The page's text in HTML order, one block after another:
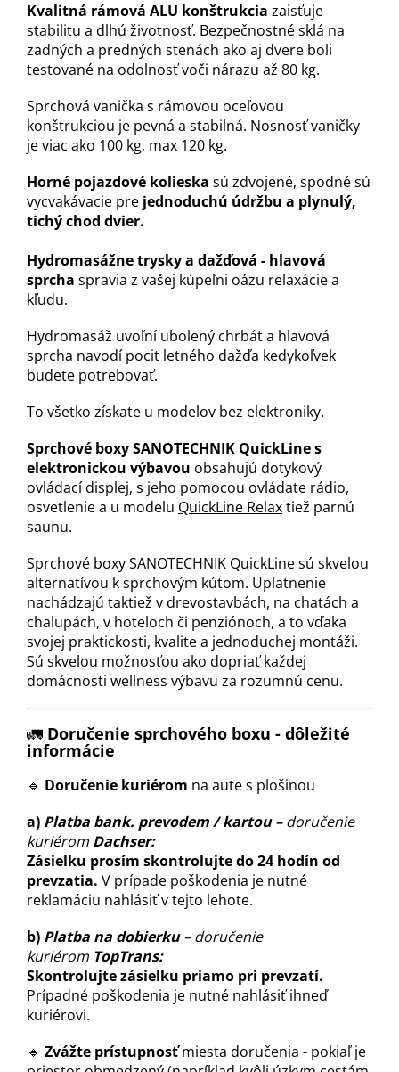
Kvalitná rámová ALU konštrukcia zaisťuje
stabilitu a dlhú životnosť. Bezpečnostné sklá na
zadných a predných stenách ako aj dvere boli
testované na odolnosť voči nárazu až 80 kg.
Sprchová vanička s rámovou oceľovou
konštrukciou je pevná a stabilná. Nosnosť vaničky
je viac ako 100 kg, max 120 kg.
Horné pojazdové kolieska sú zdvojené, spodné sú
vycvakávacie pre jednoduchú údržbu a plynulý,
tichý chod dvier.
Hydromasážne trysky a dažďová - hlavová
sprcha spravia z vašej kúpeľni oázu relaxácie a
kľudu.
Hydromasáž uvoľní ubolený chrbát a hlavová
sprcha navodí pocit letného dažďa kedykoľvek
budete potrebovať.
To všetko získate u modelov bez elektroniky.
Sprchové boxy SANOTECHNIK QuickLine s
elektronickou výbavou obsahujú dotykový
ovládací displej, s jeho pomocou ovládate rádio,
osvetlenie a u modelu QuickLine Relaxtiež parnú
saunu.
Sprchové boxy SANOTECHNIK QuickLine sú skvelou
alternatívou k sprchovým kútom. Uplatnenie
nachádzajú taktiež v drevostavbách, na chatách a
chalupách, v hoteloch či penziónoch, a to vďaka
svojej praktickosti, kvalite a jednoduchej montáži.
Sú skvelou možnosťou ako dopriať každej
domácnosti wellness výbavu za rozumnú cenu.
🚛 Doručenie sprchového boxu - dôležité
informácie
🔹 Doručenie kuriérom na aute s plošinou
a) Platba bank. prevodem / kartou –doručenie
kuriérom Dachser:
Zásielku prosím skontrolujte do 24 hodín od
prevzatia. V prípade poškodenia je nutné
reklamáciu nahlásiť v tejto lehote.
b) Platba na dobierku– doručenie
kuriérom TopTrans:
Skontrolujte zásielku priamo pri prevzatí.
Prípadné poškodenia je nutné nahlásiť ihneď
kuriérovi.
🔹 Zvážte prístupnosťmiesta doručenia - pokiaľ je